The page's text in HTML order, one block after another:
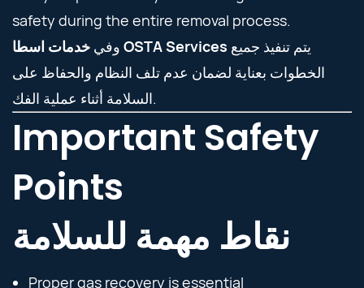
safety during the entire removal process.
وفي خدمات اسطا OSTA Services
الخطوات بعناية لضمان عدم تلف النظام والحفاظ على
السلامة أثناء عملية الفك.
Important Safety
Points
نقاط مهمة للسلامة
Proper gas recovery is essential